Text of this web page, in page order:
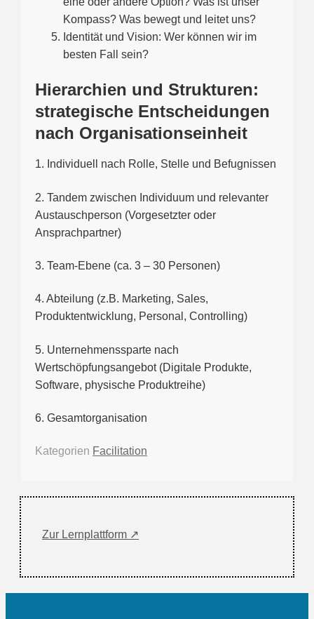
Kompass? Was bewegt und leitet uns?
Identität und Vision: Wer können wir im
besten Fall sein?
Hierarchien und Strukturen:
strategische Entscheidungen
nach Organisationseinheit
1. Individuell nach Rolle, Stelle und Befugnissen
2. Tandem zwischen Individuum und relevanter
Austauschperson (Vorgesetzter oder
Ansprachpartner)
3. Team-Ebene (ca. 3 – 30 Personen)
4. Abteilung (z.B. Marketing, Sales,
Produktentwicklung, Personal, Controlling)
5. Unternehmenssparte nach
Wertschöpfungsangebot (Digitale Produkte,
Software, physische Produktreihe)
6. Gesamtorganisation
Kategorien Facilitation
Zur Lernplattform ↗